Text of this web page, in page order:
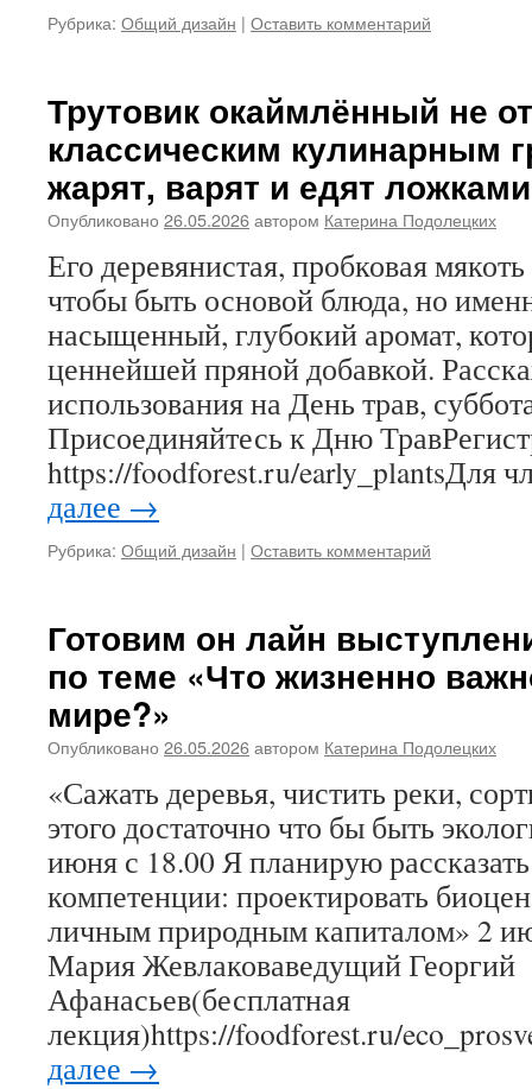
Рубрика: Общий дизайн | Оставить комментарий
Трутовик окаймлённый не
классическим кулинарным
жарят, варят и едят ложками
Опубликовано 26.05.2026автором Катерина Подолецких
Его деревянистая, пробковая
чтобы быть основой блюда, но
насыщенный, глубокий аромат,
ценнейшей пряной добавкой.
использования на День трав,
Присоединяйтесь к Дню
https://foodforest.ru/early_plantsДля
далее →
Рубрика: Общий дизайн | Оставить комментарий
Готовим он лайн
по теме «Что жизненно
мире?»
Опубликовано 26.05.2026автором Катерина Подолецких
«Сажать деревья, чистить реки,
этого достаточно что бы быть
июня с 18.00 Я планирую
компетенции: проектировать
личным природным капиталом» 2
Мария Жевлаковаведущий Георгий
Афанасьев(бесплатная
лекция)https://foodforest.ru/
далее →